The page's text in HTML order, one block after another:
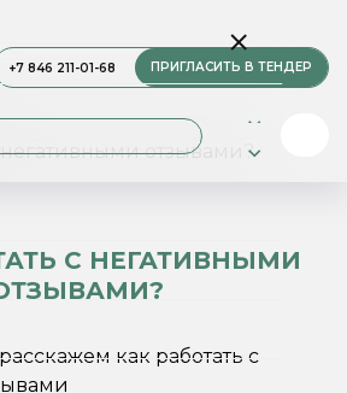
+7 846 211-01-68 ПРИГЛАСИТЬ В ТЕНДЕР
негативными отзывами?
С НЕГАТИВНЫМИ
как работать с